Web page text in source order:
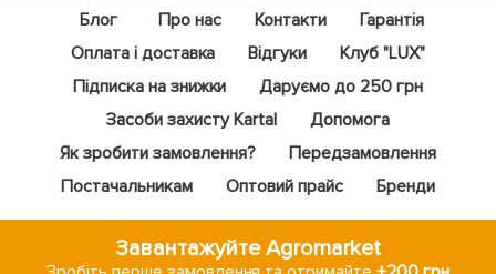
Блог Про нас Контакти
Гарантія
Оплата і доставка
Відгуки
Клуб "LUX"
Підписка на знижки
Даруємо до 250 грн
Засоби захисту Kartal
Допомога
Як зробити замовлення?
Передзамовлення
Постачальникам
Оптовий прайс Бренди
Завантажуйте Agromarket